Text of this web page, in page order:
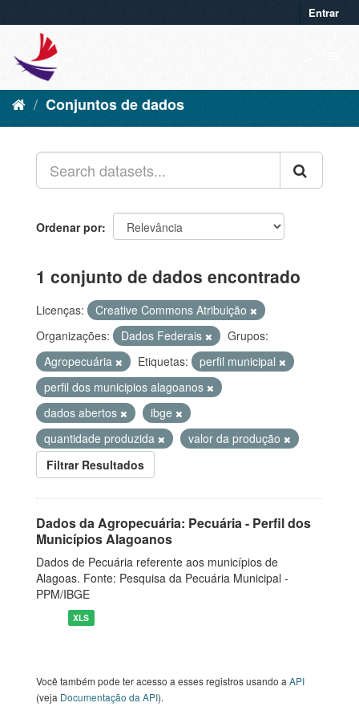
Entrar
Conjuntos de dados
Ordenar por
1 conjunto de dados encontrado
Licenças:
Creative Commons Atribuição
Organizações:
Dados Federais
Grupos:
Agropecuária
Etiquetas:
perfil municipal
perfil dos municipios alagoanos
dados abertos
ibge
quantidade produzida
valor da produção
Filtrar Resultados
Dados da Agropecuária: Pecuária - Perfil dos
Municípios Alagoanos
Dados de Pecuária referente aos municípios de
Alagoas. Fonte: Pesquisa da Pecuária Municipal -
PPM/IBGE
XLS
Você também pode ter acesso a esses registros usando a API
(veja Documentação da API).